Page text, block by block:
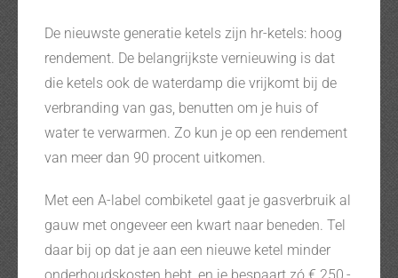
De nieuwste generatie ketels zijn hr-ketels: hoog
rendement. De belangrijkste vernieuwing is dat
die ketels ook de waterdamp die vrijkomt bij de
verbranding van gas, benutten om je huis of
water te verwarmen. Zo kun je op een rendement
van meer dan 90 procent uitkomen.
Met een A-label combiketel gaat je gasverbruik al
gauw met ongeveer een kwart naar beneden. Tel
daar bij op dat je aan een nieuwe ketel minder